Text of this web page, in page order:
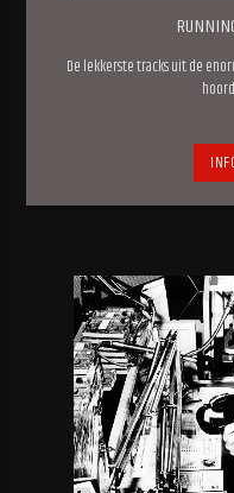
De lekkerste tracks uit de